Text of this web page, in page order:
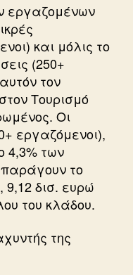
εργαζομένων
και μόλις το
(250+
τον
Τουρισμό
Οι
εργαζόμενοι),
4,3% των
το
9,12 δισ. ευρώ
του κλάδου.
της